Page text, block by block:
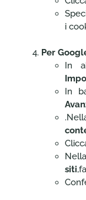
i
Per
In
In
siti